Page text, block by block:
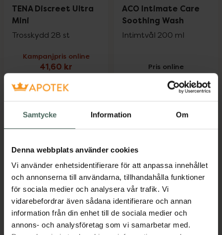
Samtycke Information Om
Denna webbplats använder cookies
Vi använder enhetsidentifierare för att anpassa innehållet
och annonserna till användarna, tillhandahålla funktioner
för sociala medier och analysera vår trafik. Vi
vidarebefordrar även sådana identifierare och annan
information från din enhet till de sociala medier och
annons- och analysföretag som vi samarbetar med.
TENA Discreet Ultra
Mini
Trosskydd 28 st
Kampanjpris online
41,60 kr
TENA Discreet Ultra Mini, 41.6 kr.
ACO Intimate Care
Soothing Wash
Intimtvål 200 ml
Pris online
ACO
20%
TENA Discreet Ultra
Binda Mini
20%
TENA Silhouette Noir
Liners